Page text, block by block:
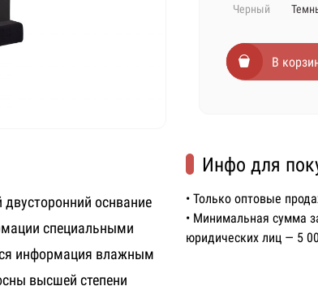
Черный
В
оснвание
специальными
информация влажным
высшей степени
Инфо для
• Только оптовые
• Минимальная сумма
юридических лиц — 5